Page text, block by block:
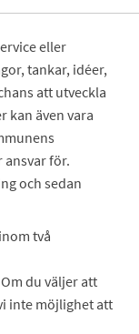
eller
tankar, idéer,
att utveckla
kan även vara
för.
och sedan
två
du väljer att
inte möjlighet att